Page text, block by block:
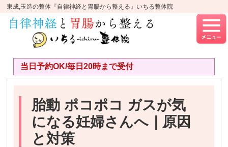
東成,玉造の整体『自律神経と胃腸から整える』いちる整体院
当日予約OK/毎日20時まで受付
胎動 ポコポコ ガスが気
になる妊婦さんへ｜原因
と対策